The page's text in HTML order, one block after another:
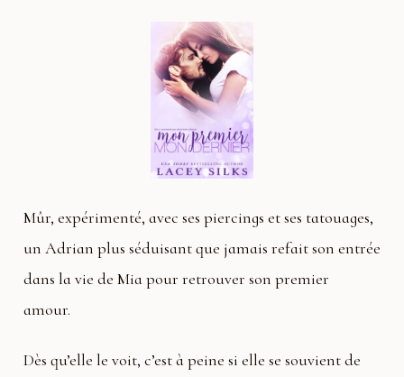
Mûr, expérimenté, avec ses piercings et ses tatouages,
un Adrian plus séduisant que jamais refait son entrée
dans la vie de Mia pour retrouver son premier
amour.
Dès qu’elle le voit, c’est à peine si elle se souvient de